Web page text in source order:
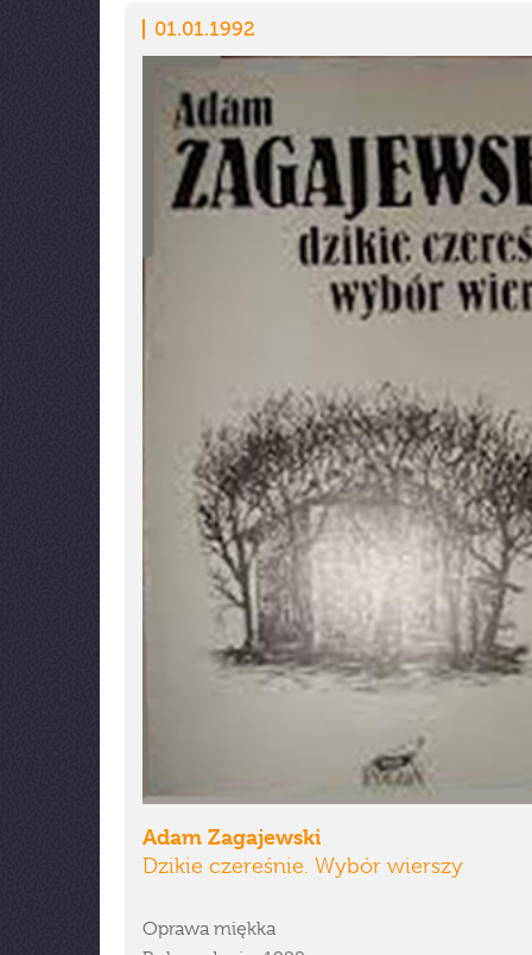
01.01.1992
Adam Zagajewski
Dzikie czereśnie. Wybór wierszy
Oprawa miękka